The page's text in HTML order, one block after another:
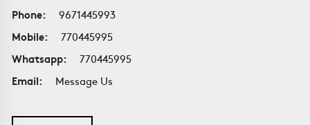
Phone:
9671445993
Mobile:
770445995
Whatsapp:
770445995
Email:
Message Us